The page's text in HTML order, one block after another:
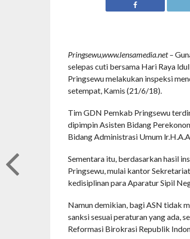
Pringsewu,www.lensamedia.net –
selepas cuti bersama Hari Raya
Pringsewu melakukan inspeksi
setempat, Kamis (21/6/18).
Tim GDN Pemkab Pringsewu
dipimpin Asisten Bidang
Bidang Administrasi Umum
Sementara itu, berdasarkan hasil
Pringsewu, mulai kantor
kedisiplinan para Aparatur Sipil
Namun demikian, bagi ASN tidak
sanksi sesuai peraturan yang ada,
Reformasi Birokrasi Republik